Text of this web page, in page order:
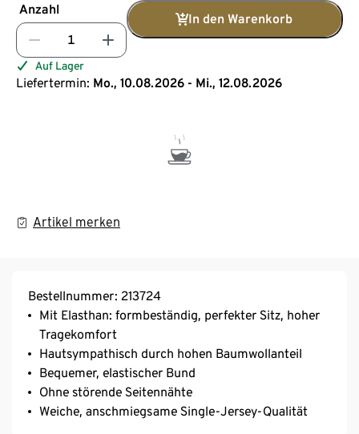
Anzahl
In den Warenkorb
Auf Lager
Liefertermin: Mo., 10.08.2026 - Mi., 12.08.2026
Artikel merken
Bestellnummer: 213724
Mit Elasthan: formbeständig, perfekter Sitz, hoher
Tragekomfort
Hautsympathisch durch hohen Baumwollanteil
Bequemer, elastischer Bund
Ohne störende Seitennähte
Weiche, anschmiegsame Single-Jersey-Qualität